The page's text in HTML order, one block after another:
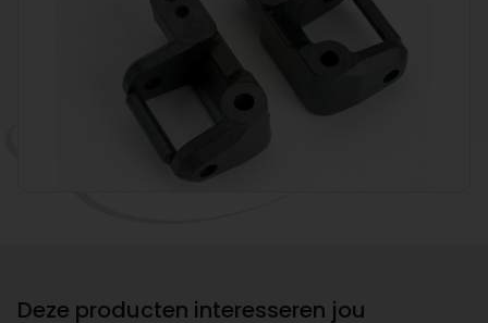
Deze producten interesseren jou